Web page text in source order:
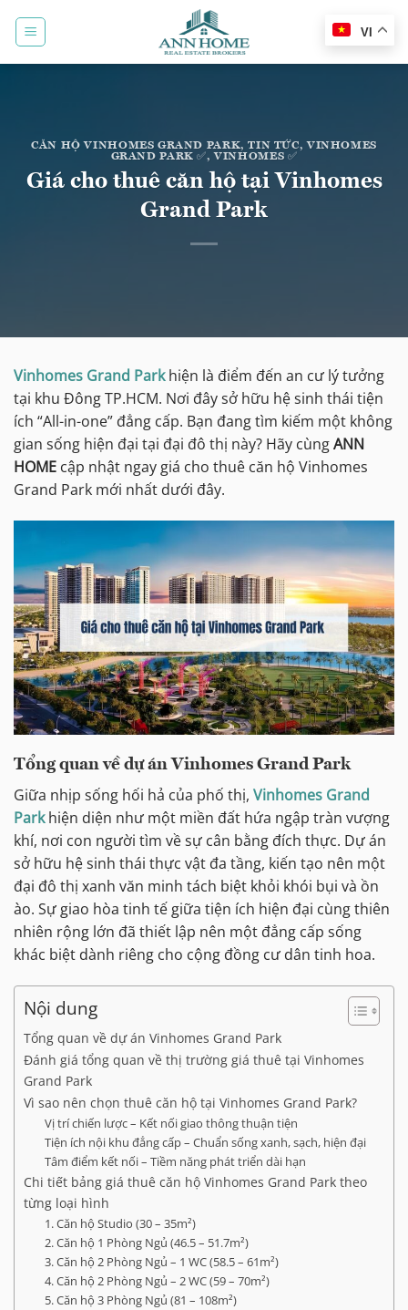
qua
VI
CĂN HỘ VINHOMES GRAND PARK,TIN TỨC,VINHOMES
GRAND PARK ✅,VINHOMES ✅
Giá cho thuê căn hộ tại Vinhomes
Grand Park
Vinhomes Grand Parkhiện là điểm đến an cư lý tưởng
tại khu Đông TP.HCM. Nơi đây sở hữu hệ sinh thái tiện
ích “All-in-one” đẳng cấp. Bạn đang tìm kiếm một không
gian sống hiện đại tại đại đô thị này? Hãy cùngANN
HOME cập nhật ngay giá cho thuê căn hộ Vinhomes
Grand Park mới nhất dưới đây.
Tổng quan về dự án Vinhomes Grand Park
Giữa nhịp sống hối hả của phố thị, Vinhomes Grand
Parkhiện diện như một miền đất hứa ngập tràn vượng
khí, nơi con người tìm về sự cân bằng đích thực. Dự án
sở hữu hệ sinh thái thực vật đa tầng, kiến tạo nên một
đại đô thị xanh văn minh tách biệt khỏi khói bụi và ồn
ào. Sự giao hòa tinh tế giữa tiện ích hiện đại cùng thiên
nhiên rộng lớn đã thiết lập nên một đẳng cấp sống
khác biệt dành riêng cho cộng đồng cư dân tinh hoa.
Nội dung
Tổng quan về dự án Vinhomes Grand Park
Đánh giá tổng quan về thị trường giá thuê tại Vinhomes
Grand Park
Vì sao nên chọn thuê căn hộ tại Vinhomes Grand Park?
Vị trí chiến lược – Kết nối giao thông thuận tiện
Tiện ích nội khu đẳng cấp – Chuẩn sống xanh, sạch, hiện đại
Tâm điểm kết nối – Tiềm năng phát triển dài hạn
Chi tiết bảng giá thuê căn hộ Vinhomes Grand Park theo
từng loại hình
1. Căn hộ Studio (30 – 35m²)
2. Căn hộ 1 Phòng Ngủ (46.5 – 51.7m²)
3. Căn hộ 2 Phòng Ngủ – 1 WC (58.5 – 61m²)
4. Căn hộ 2 Phòng Ngủ – 2 WC (59 – 70m²)
5. Căn hộ 3 Phòng Ngủ (81 – 108m²)